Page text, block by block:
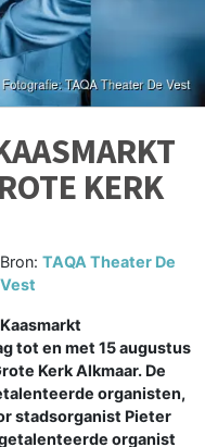
KERK
Bron:TAQA Theater De
Vest
tot en met 15 augustus
Kerk Alkmaar. De
organisten,
stadsorganist Pieter
organist